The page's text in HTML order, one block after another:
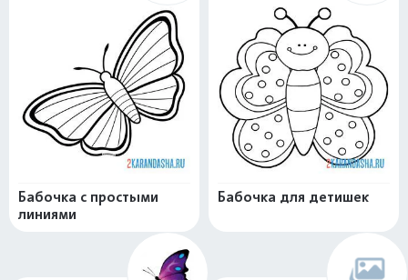
Бабочка с простыми
линиями
Бабочка для детишек